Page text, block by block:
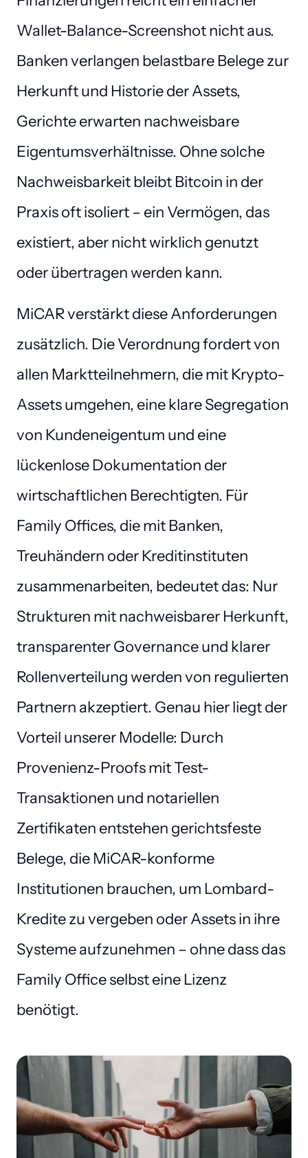
Wallet-Balance-Screenshot nicht aus.
Banken verlangen belastbare Belege zur
Herkunft und Historie der Assets,
Gerichte erwarten nachweisbare
Eigentumsverhältnisse. Ohne solche
Nachweisbarkeit bleibt Bitcoin in der
Praxis oft isoliert – ein Vermögen, das
existiert, aber nicht wirklich genutzt
oder übertragen werden kann.
MiCAR verstärkt diese Anforderungen
zusätzlich. Die Verordnung fordert von
allen Marktteilnehmern, die mit Krypto-
Assets umgehen, eine klare Segregation
von Kundeneigentum und eine
lückenlose Dokumentation der
wirtschaftlichen Berechtigten. Für
Family Offices, die mit Banken,
Treuhändern oder Kreditinstituten
zusammenarbeiten, bedeutet das: Nur
Strukturen mit nachweisbarer Herkunft,
transparenter Governance und klarer
Rollenverteilung werden von regulierten
Partnern akzeptiert. Genau hier liegt der
Vorteil unserer Modelle: Durch
Provenienz-Proofs mit Test-
Transaktionen und notariellen
Zertifikaten entstehen gerichtsfeste
Belege, die MiCAR-konforme
Institutionen brauchen, um Lombard-
Kredite zu vergeben oder Assets in ihre
Systeme aufzunehmen – ohne dass das
Family Office selbst eine Lizenz
benötigt.